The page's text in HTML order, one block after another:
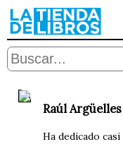
Raúl Argüelles
Ha dedicado